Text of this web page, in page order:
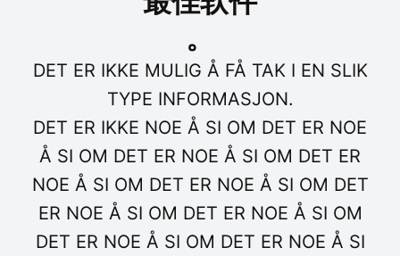
。
DET ER IKKE MULIG Å FÅ TAK I EN SLIK
TYPE INFORMASJON.
DET ER IKKE NOE Å SI OM DET ER NOE
Å SI OM DET ER NOE Å SI OM DET ER
NOE Å SI OM DET ER NOE Å SI OM DET
ER NOE Å SI OM DET ER NOE Å SI OM
DET ER NOE Å SI OM DET ER NOE Å SI